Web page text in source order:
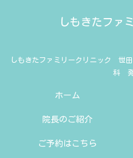
しもきたファ
しもきたファミリークリニック
科 発
ホーム
院長のご紹介
ご予約はこちら